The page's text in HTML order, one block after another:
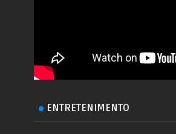
ENTRETENIMENTO